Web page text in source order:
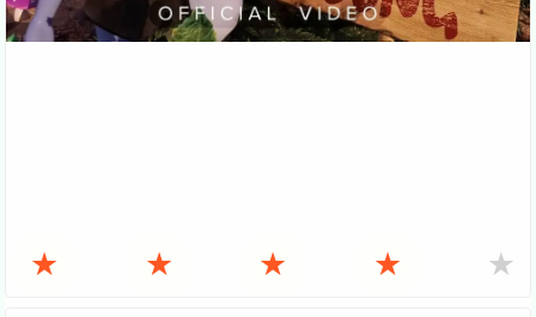
★ ★ ★ ★ ★